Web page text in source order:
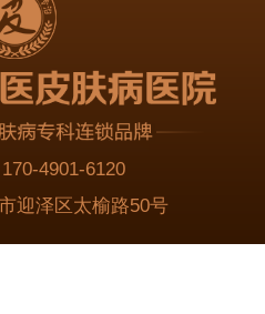
170-4901-6120
迎泽区太榆路50号